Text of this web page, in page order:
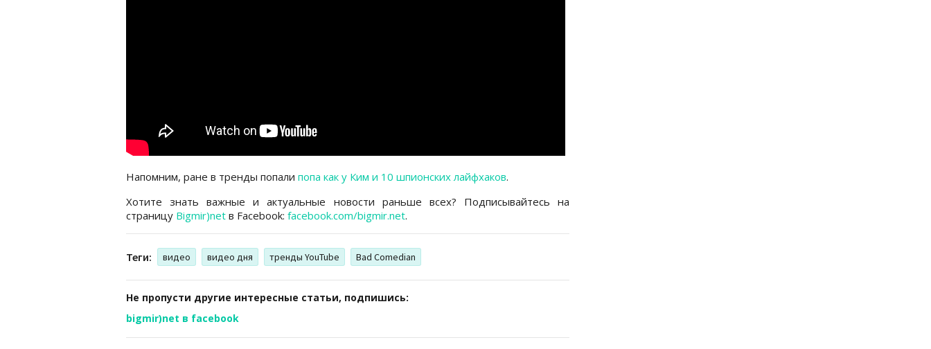
Напомним, ране в тренды попали попа как у Ким и 10 шпионских лайфхаков.
Хотите знать важные и актуальные новости раньше всех? Подписывайтесь на
страницу Bigmir)net в Facebook: facebook.com/bigmir.net.
Теги: видео видео дня тренды YouTube Bad Comedian
Не пропусти другие интересные статьи, подпишись:
bigmir)net в facebook